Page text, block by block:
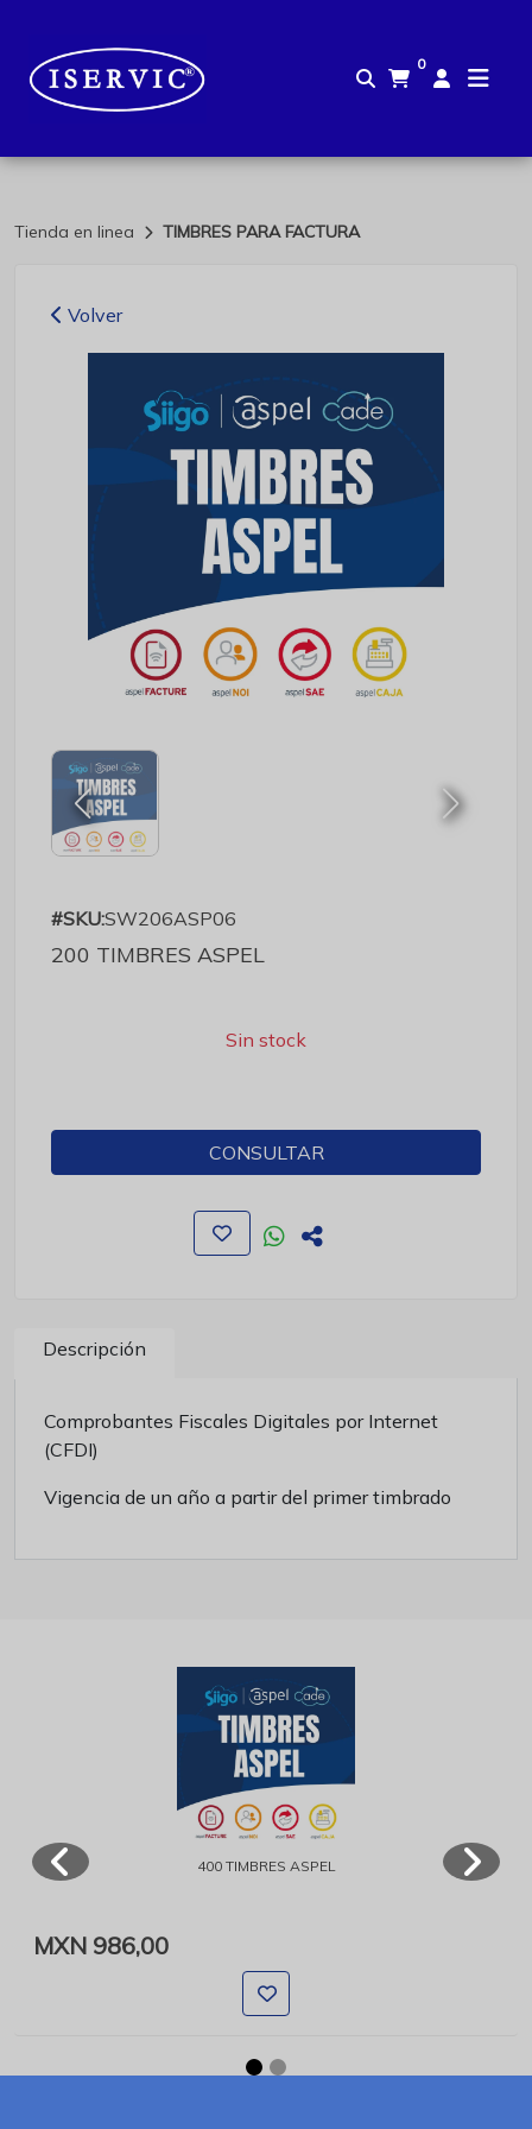
0
Tienda en linea TIMBRES PARA FACTURA
Volver
#SKU:SW206ASP06
200 TIMBRES ASPEL
Sin stock
CONSULTAR
Descripción
Comprobantes Fiscales Digitales por Internet
(CFDI)
Vigencia de un año a partir del primer timbrado
400 TIMBRES ASPEL
MXN 986,00